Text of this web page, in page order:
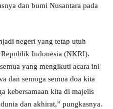
dan bumi Nusantara pada
negeri yang tetap utuh
Indonesia (NKRI).
yang mengikuti acara ini
dan semoga semua doa kita
kebersamaan kita di majelis
dan akhirat,” pungkasnya.